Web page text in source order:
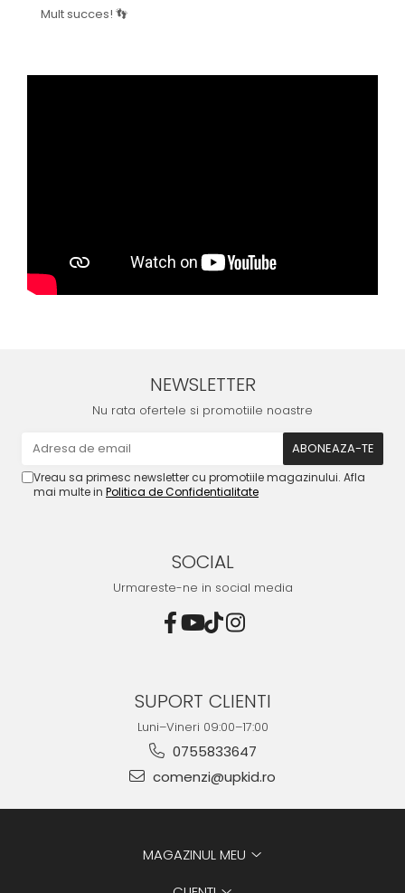
Mult succes! 👣
NEWSLETTER
Nu rata ofertele si promotiile noastre
Vreau sa primesc newsletter cu promotiile magazinului. Afla
mai multe in Politica de Confidentialitate
SOCIAL
Urmareste-ne in social media
SUPORT CLIENTI
Luni–Vineri 09:00–17:00
0755833647
comenzi@upkid.ro
MAGAZINUL MEU